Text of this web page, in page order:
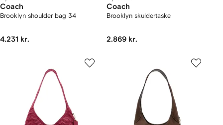
Coach
Brooklyn shoulder bag 34
4.231 kr.
Coach
Brooklyn skuldertaske
2.869 kr.